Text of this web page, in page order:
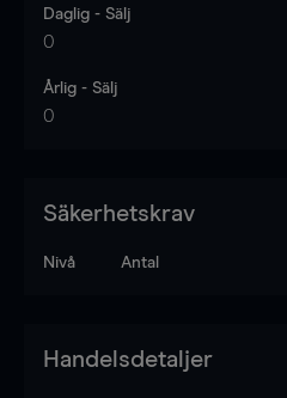
Daglig - Sälj
0
Årlig - Sälj
0
Säkerhetskrav
Nivå Antal
Handelsdetaljer